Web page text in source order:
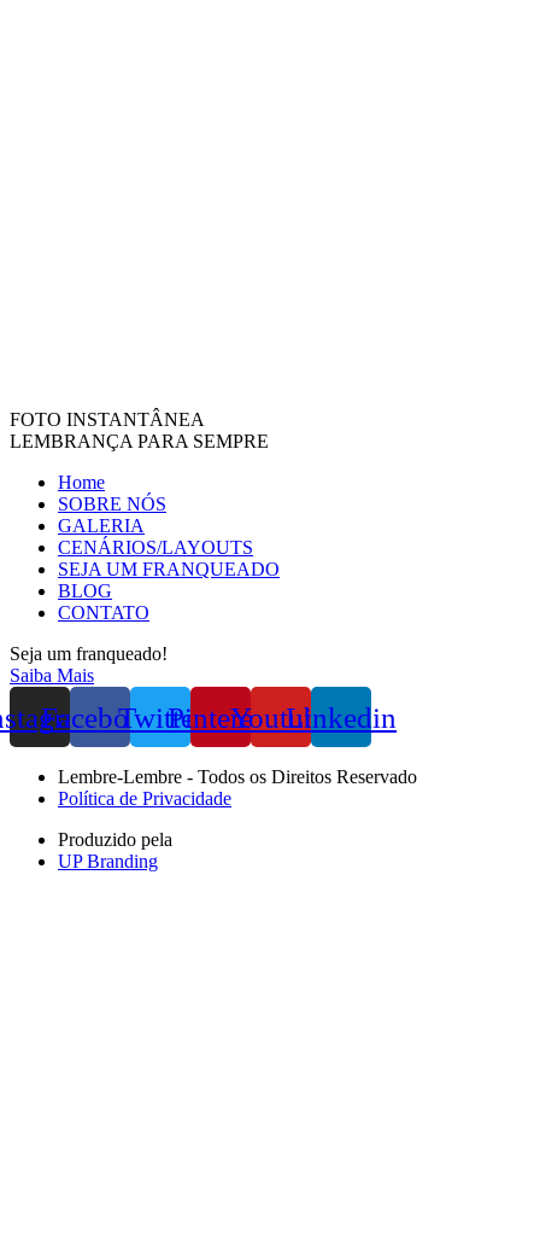
FOTO INSTANTÂNEA
LEMBRANÇA PARA SEMPRE
Home
SOBRE NÓS
GALERIA
CENÁRIOS/LAYOUTS
SEJA UM FRANQUEADO
BLOG
CONTATO
Seja um franqueado!
Saiba Mais
FacebookTwitterPinterestYoutubeLinkedin
Lembre-Lembre - Todos os Direitos Reservado
Política de Privacidade
Produzido pela
UP Branding